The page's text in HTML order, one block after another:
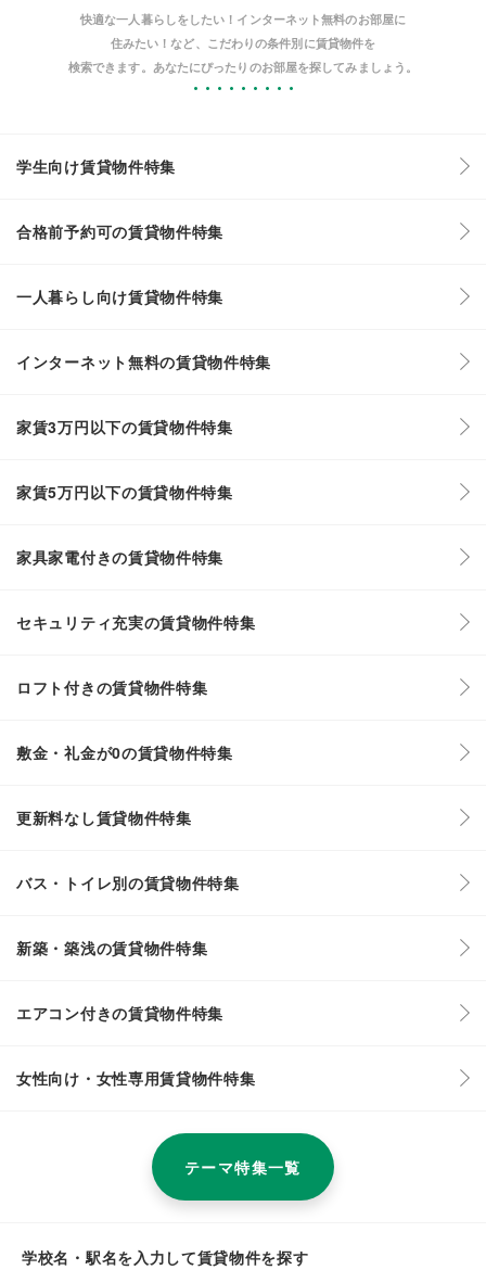
快適な一人暮らしをしたい！インターネット無料のお部屋に
住みたい！など、こだわりの条件別に賃貸物件を
検索できます。あなたにぴったりのお部屋を探してみましょう。
学生向け賃貸物件特集
合格前予約可の賃貸物件特集
一人暮らし向け賃貸物件特集
インターネット無料の賃貸物件特集
家賃3万円以下の賃貸物件特集
家賃5万円以下の賃貸物件特集
家具家電付きの賃貸物件特集
セキュリティ充実の賃貸物件特集
ロフト付きの賃貸物件特集
敷金・礼金が0の賃貸物件特集
更新料なし賃貸物件特集
バス・トイレ別の賃貸物件特集
新築・築浅の賃貸物件特集
エアコン付きの賃貸物件特集
女性向け・女性専用賃貸物件特集
テーマ特集一覧
学校名・駅名を入力して賃貸物件を探す